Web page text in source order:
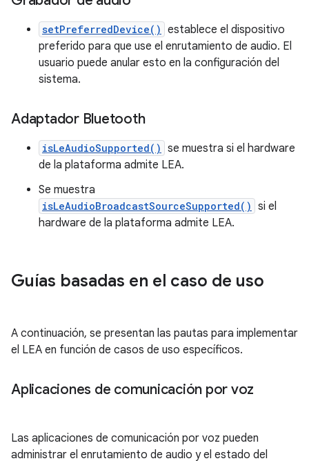
setPreferredDevice() establece el dispositivo
preferido para que use el enrutamiento de audio. El
usuario puede anular esto en la configuración del
sistema.
Adaptador Bluetooth
isLeAudioSupported() se muestra si el hardware
de la plataforma admite LEA.
Se muestra
isLeAudioBroadcastSourceSupported() si el
hardware de la plataforma admite LEA.
Guías basadas en el caso de uso
A continuación, se presentan las pautas para implementar
el LEA en función de casos de uso específicos.
Aplicaciones de comunicación por voz
Las aplicaciones de comunicación por voz pueden
administrar el enrutamiento de audio y el estado del